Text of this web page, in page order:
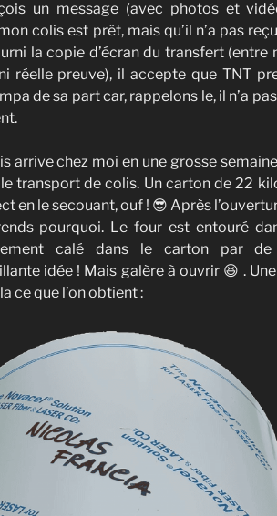
un message (avec photos et
colis est prêt, mais qu’il n’a pas
la copie d’écran du transfert (entre
réelle preuve), il accepte que TNT
de sa part car, rappelons le, il n’a
arrive chez moi en une grosse
transport de colis. Un carton de 22
en le secouant, ouf ! 😎 Après
pourquoi. Le four est entouré
calé dans le carton par de
idée ! Mais galère à ouvrir 😆 .
ce que l’on obtient :